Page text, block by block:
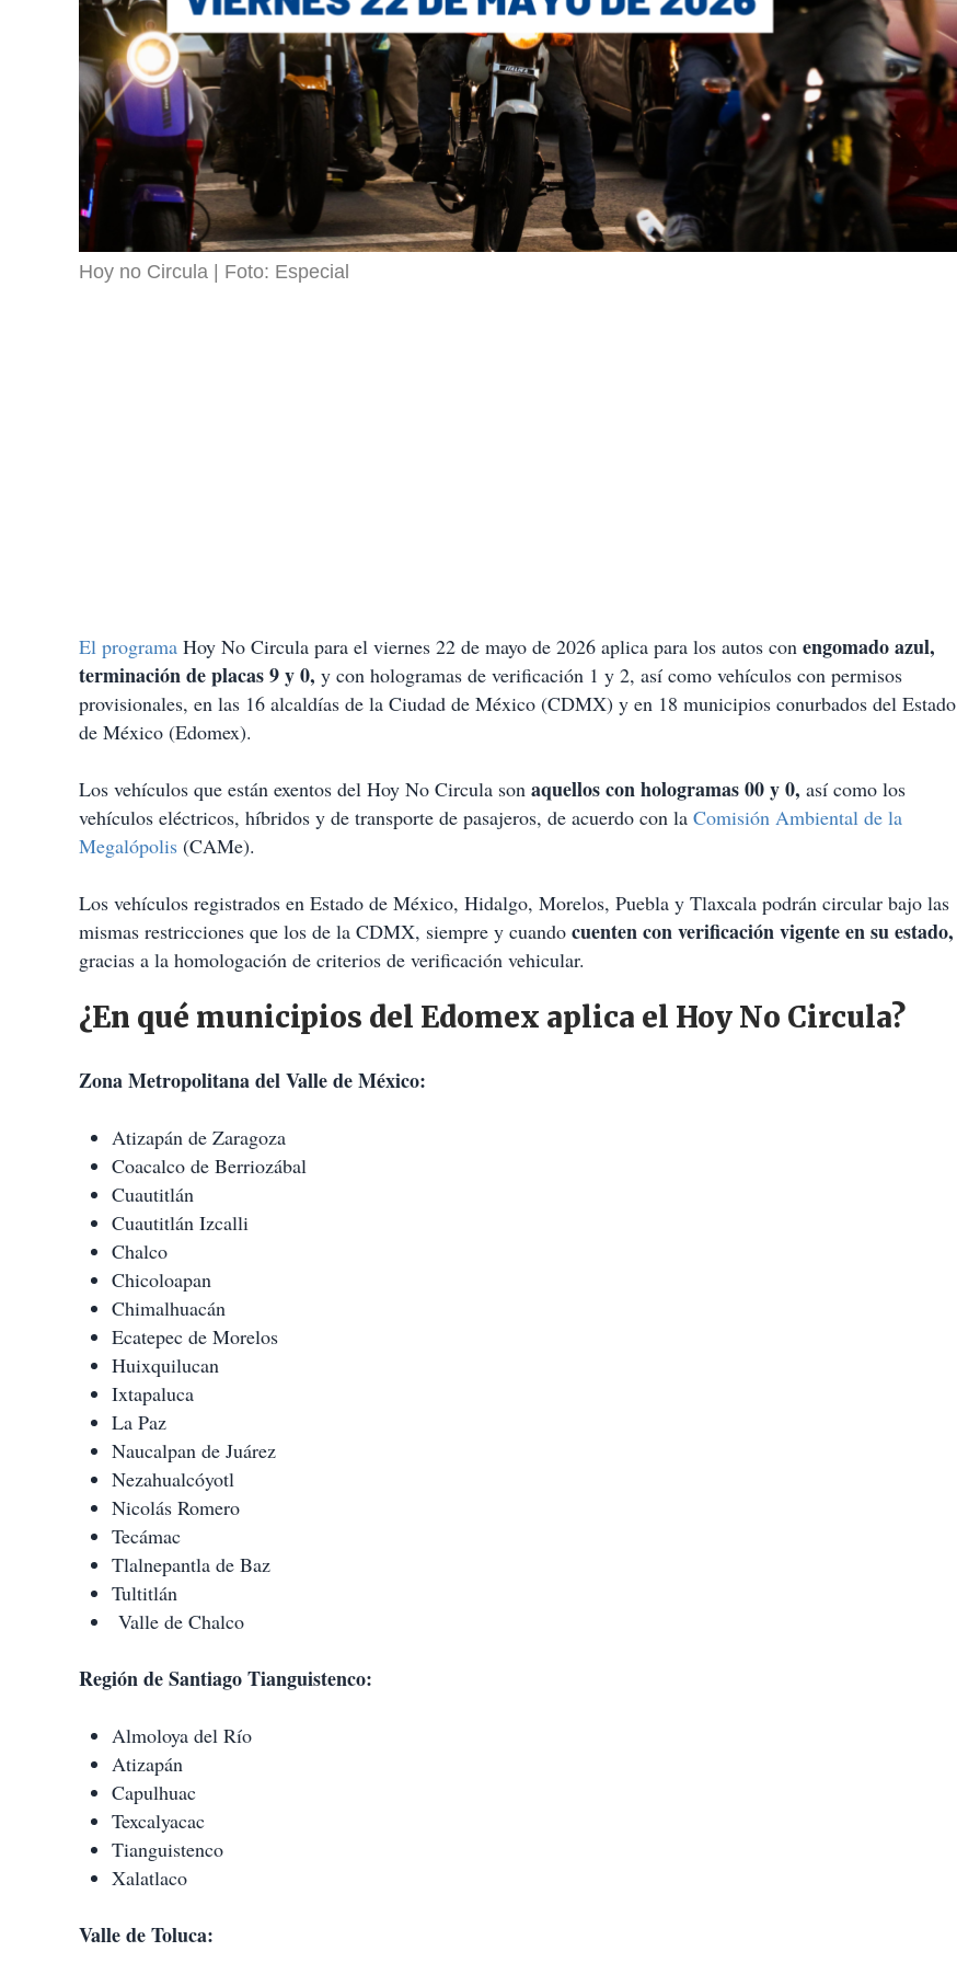
Hoy no Circula Foto: Especial
El programa Hoy No Circula para el viernes 22 de mayo de 2026 aplica para los autos con engomado azul,
terminación de placas 9 y 0, y con hologramas de verificación 1 y 2, así como vehículos con permisos
provisionales, en las 16 alcaldías de la Ciudad de México (CDMX) y en 18 municipios conurbados del Estado
de México (Edomex).
Los vehículos que están exentos del Hoy No Circula son aquellos con hologramas 00 y 0, así como los
vehículos eléctricos, híbridos y de transporte de pasajeros, de acuerdo con la Comisión Ambiental de la
Megalópolis (CAMe).
Los vehículos registrados en Estado de México, Hidalgo, Morelos, Puebla y Tlaxcala podrán circular bajo las
mismas restricciones que los de la CDMX, siempre y cuando cuenten con verificación vigente en su estado,
gracias a la homologación de criterios de verificación vehicular.
¿En qué municipios del Edomex aplica el Hoy No Circula?
Zona Metropolitana del Valle de México:
Atizapán de Zaragoza
Coacalco de Berriozábal
Cuautitlán
Cuautitlán Izcalli
Chalco
Chicoloapan
Chimalhuacán
Ecatepec de Morelos
Huixquilucan
Ixtapaluca
La Paz
Naucalpan de Juárez
Nezahualcóyotl
Nicolás Romero
Tecámac
Tlalnepantla de Baz
Tultitlán
Valle de Chalco
Región de Santiago Tianguistenco:
Almoloya del Río
Atizapán
Capulhuac
Texcalyacac
Tianguistenco
Xalatlaco
Valle de Toluca: